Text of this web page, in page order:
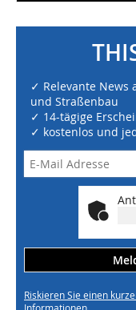
✓ Relevante News
und Straßenbau
✓ 14-tägige
✓ kostenlos und
Riskieren Sie einen